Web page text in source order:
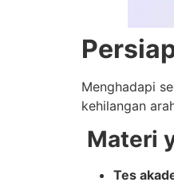
Menghadapi
kehilangan
Materi
Tes